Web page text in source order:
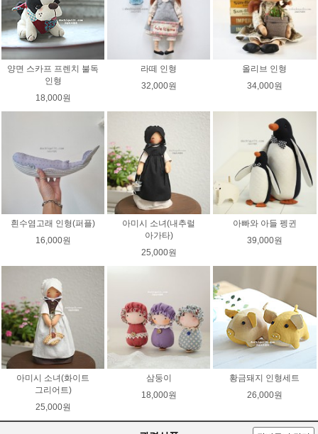
양면 스카프 프렌치 불독
인형
18,000원
라떼 인형
32,000원
올리브 인형
34,000원
흰수염고래 인형(퍼플)
16,000원
아미시 소녀(내추럴
아가타)
25,000원
아빠와 아들 펭귄
39,000원
아미시 소녀(화이트
그리어트)
25,000원
삼둥이
18,000원
황금돼지 인형세트
26,000원